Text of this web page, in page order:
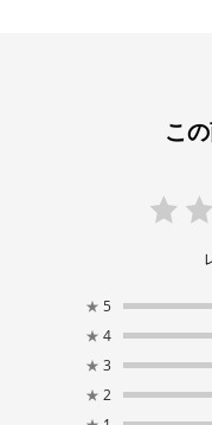
こ
★ 5
★ 4
★ 3
★ 2